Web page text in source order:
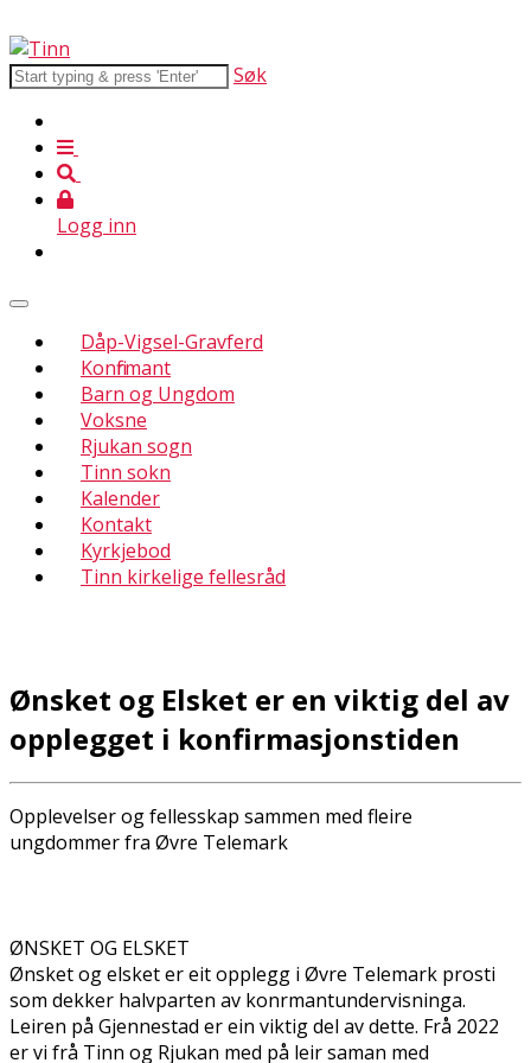
Søk
Logg inn
Dåp-Vigsel-Gravferd
Konfirmant
Barn og Ungdom
Voksne
Rjukan sogn
Tinn sokn
Kalender
Kontakt
Kyrkjebod
Tinn kirkelige fellesråd
Ønsket og Elsket er en viktig del av
opplegget i konfirmasjonstiden
Opplevelser og fellesskap sammen med fleire
ungdommer fra Øvre Telemark
ØNSKET OG ELSKET
Ønsket og elsket er eit opplegg i Øvre Telemark prosti
som dekker halvparten av konfirmantundervisninga.
Leiren på Gjennestad er ein viktig del av dette. Frå 2022
er vi frå Tinn og Rjukan med på leir saman med